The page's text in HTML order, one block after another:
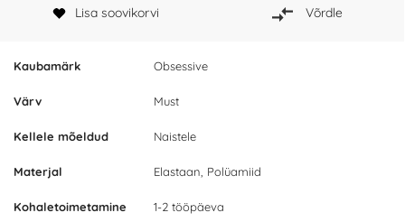
Kaubamärk Obsessive
Värv Must
Kellele mõeldud Naistele
Materjal Elastaan, Polüamiid
Kohaletoimetamine 1-2 tööpäeva
Lisa soovikorvi Võrdle